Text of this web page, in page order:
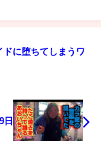
ドに堕ちてしまうワ
日